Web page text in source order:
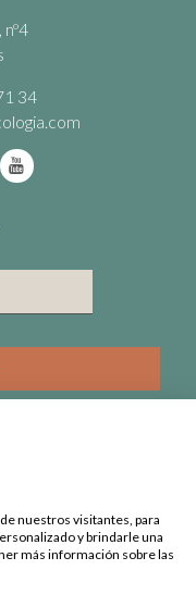
34
nuestros visitantes, para
y brindarle una
más información sobre las